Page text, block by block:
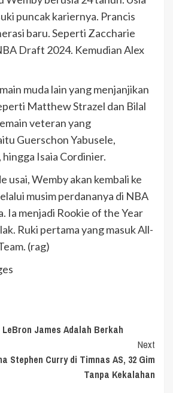
puncak kariernya. Prancis
baru. Seperti Zaccharie
Draft 2024. Kemudian Alex
muda lain yang menjanjikan
Matthew Strazel dan Bilal
veteran yang
Guerschon Yabusele,
Isaia Cordinier.
usai, Wemby akan kembali ke
musim perdananya di NBA
Ia menjadi Rookie of the Year
Ruki pertama yang masuk All-
(rag)
James Adalah Berkah
Next
Stephen Curry di Timnas AS, 32 Gim
Tanpa Kekalahan